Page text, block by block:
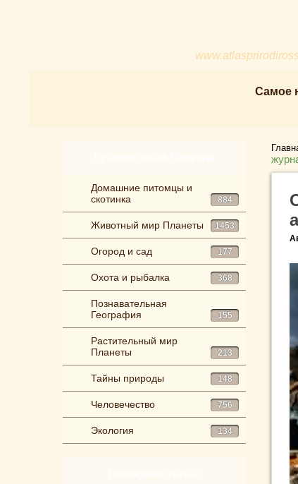
Самое
Домашние питомцы и
скотинка
884
Животный мир Планеты 1453
Огород и сад 177
Охота и рыбалка 368
Познавательная
География
155
Растительный мир
Планеты
213
Тайны природы 148
Человечество 756
Экология 134